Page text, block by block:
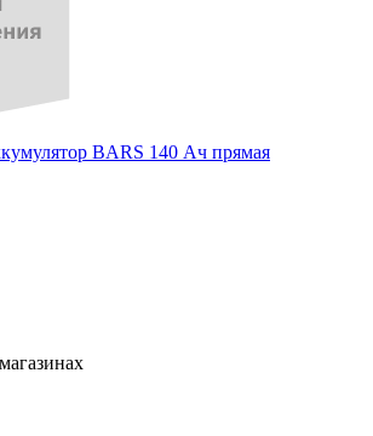
BARS 140 Ач прямая